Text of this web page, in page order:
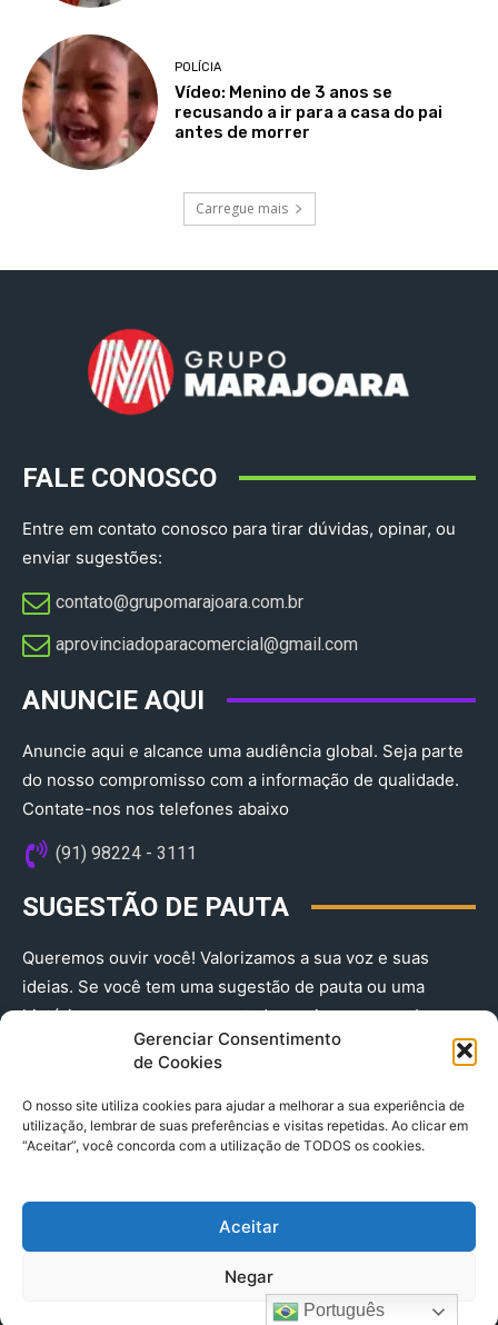
Gerenciar Consentimento
de Cookies
O nosso site utiliza cookies para ajudar a melhorar a sua experiência de
utilização, lembrar de suas preferências e visitas repetidas. Ao clicar em
“Aceitar”, você concorda com a utilização de TODOS os cookies.
Aceitar
Negar
POLÍCIA
Vídeo: Menino de 3 anos se
recusando a ir para a casa do pai
antes de morrer
Carregue mais
FALE CONOSCO
Entre em contato conosco para tirar dúvidas, opinar, ou
enviar sugestões:
contato@grupomarajoara.com.br
aprovinciadoparacomercial@gmail.com​
ANUNCIE AQUI
Anuncie aqui e alcance uma audiência global. Seja parte
do nosso compromisso com a informação de qualidade.
Contate-nos nos telefones abaixo
(91) 98224 - 3111
SUGESTÃO DE PAUTA
Queremos ouvir você! Valorizamos a sua voz e suas
ideias. Se você tem uma sugestão de pauta ou uma
história que merece ser contada, envie-nos agora!
(91) 98224 - 3111
© 2025 A Província do Pará CNPJ: 04.901.141/0001-36 End .
Trav. Quintino Bocaiuva 2301, Ed. Rogério Fernandez – Sala
2701- Cremação – CEP 66045.315
Português